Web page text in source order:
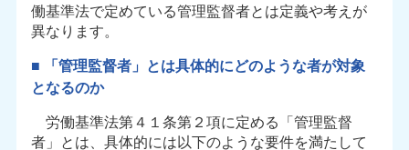
働基準法で定めている管理監督者とは定義や考えが
異なります。
■ 「管理監督者」とは具体的にどのような者が対象
となるのか
労働基準法第４１条第２項に定める「管理監督
者」とは、具体的には以下のような要件を満たして